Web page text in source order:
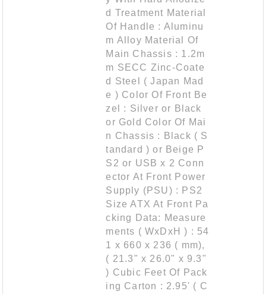
d Treatment Material
Of Handle : Aluminu
m Alloy Material Of
Main Chassis : 1.2m
m SECC Zinc-Coate
d Steel ( Japan Mad
e ) Color Of Front Be
zel : Silver or Black
or Gold Color Of Mai
n Chassis : Black ( S
tandard ) or Beige P
S2 or USB x 2 Conn
ector At Front Power
Supply (PSU) : PS2
Size ATX At Front Pa
cking Data: Measure
ments ( WxDxH ) : 54
1 x 660 x 236 ( mm),
( 21.3" x 26.0" x 9.3"
) Cubic Feet Of Pack
ing Carton : 2.95' ( C